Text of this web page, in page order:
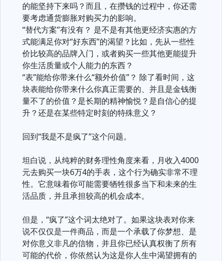
的能坚持下来吗？而且，在攒钱的过程中，你还需
要考虑通货膨胀对购买力的影响。
“替代方案”有没有？ 是不是有其他更经济实惠的方
式能满足你对“好东西”的渴望？比如，先从一些性
价比较高的品牌入门，或者购买一些其他更能提升
你生活质量或个人能力的东西？
“表”能给你带来什么“额外价值”？ 除了看时间，这
块表能给你带来什么你真正需要的、并且是金钱衡
量不了的价值？是长期的精神愉悦？是自信心的提
升？还是在某些特定时刻的特殊意义？
回到“我是不是疯了”这个问题。
坦白说，从纯粹的财务理性角度来看，月收入4000
元去购买一块6万4的手表，这个行为确实非常不理
性。它意味着你可能需要牺牲很多当下和未来的生
活品质，并且承担较高的机会成本。
但是，“疯了”这个词太绝对了。如果这块表对你来
说不仅仅是一件商品，而是一个承载了你梦想、是
对你意义非凡的信物，并且你已经认真权衡了所有
可能的代价，你依然认为这是你人生中渴望拥有的